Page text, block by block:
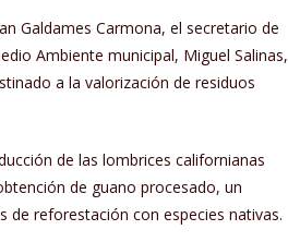
Galdames Carmona, el secretario de
Ambiente municipal, Miguel Salinas,
a la valorización de residuos
de las lombrices californianas
de guano procesado, un
de reforestación con especies nativas.